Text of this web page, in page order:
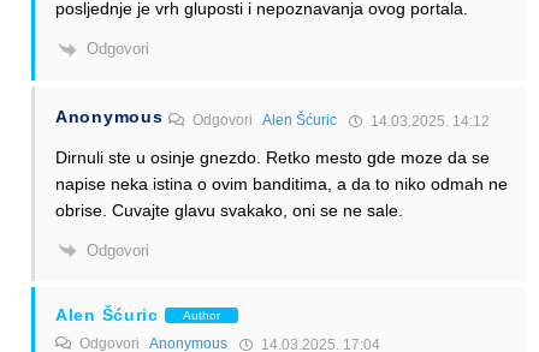
posljednje je vrh gluposti i nepoznavanja ovog portala.
Odgovori
Anonymous OdgovoriAlen Šćuric 14.03.2025. 14:12
Dirnuli ste u osinje gnezdo. Retko mesto gde moze da se
napise neka istina o ovim banditima, a da to niko odmah ne
obrise. Cuvajte glavu svakako, oni se ne sale.
Odgovori
Alen Šćuric Author
Odgovori Anonymous 14.03.2025. 17:04